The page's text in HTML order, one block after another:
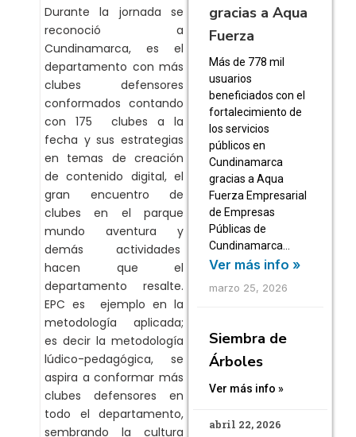
Durante la jornada se
reconoció a
Cundinamarca, es el
departamento con más
clubes defensores
conformados contando
con 175 clubes a la
fecha y sus estrategias
en temas de creación
de contenido digital, el
gran encuentro de
clubes en el parque
mundo aventura y
demás actividades
hacen que el
departamento resalte.
EPC es ejemplo en la
metodología aplicada;
es decir la metodología
lúdico-pedagógica, se
aspira a conformar más
clubes defensores en
todo el departamento,
sembrando la cultura
gracias a Aqua
Fuerza
Más de 778 mil
usuarios
beneficiados con el
fortalecimiento de
los servicios
públicos en
Cundinamarca
gracias a Aqua
Fuerza Empresarial
de Empresas
Públicas de
Cundinamarca…
Ver más info »
marzo 25, 2026
Siembra de
Árboles
Ver más info »
abril 22, 2026